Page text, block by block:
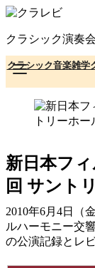
コ
テ
ン
ツ
へ
クラシック演奏
クラシック音楽雑学
新日本フ
回 サント
2010年6月4日（
ルハーモニー交
の公演記録とレ